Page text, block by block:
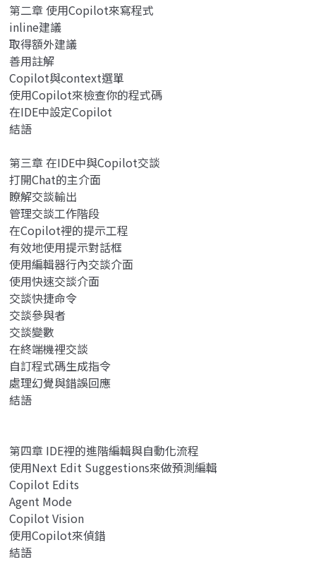
第二章 使用Copilot來寫程式
inline建議
取得額外建議
善用註解
Copilot與context選單
使用Copilot來檢查你的程式碼
在IDE中設定Copilot
結語
第三章 在IDE中與Copilot交談
打開Chat的主介面
瞭解交談輸出
管理交談工作階段
在Copilot裡的提示工程
有效地使用提示對話框
使用編輯器行內交談介面
使用快速交談介面
交談快捷命令
交談參與者
交談變數
在終端機裡交談
自訂程式碼生成指令
處理幻覺與錯誤回應
結語
第四章 IDE裡的進階編輯與自動化流程
使用Next Edit Suggestions來做預測編輯
Copilot Edits
Agent Mode
Copilot Vision
使用Copilot來偵錯
結語